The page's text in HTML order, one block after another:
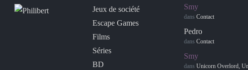
Jeux de société
Escape Games
Films
Séries
BD
Smy
dans Contact
Pedro
dans Contact
Smy
dans Unicorn Overlord,